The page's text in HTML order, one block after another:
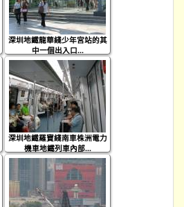
深圳地鐵龍華綫少年宮站的其
中一個出入口...
深圳地鐵羅寶綫南車株洲電力
機車地鐵列車內部...